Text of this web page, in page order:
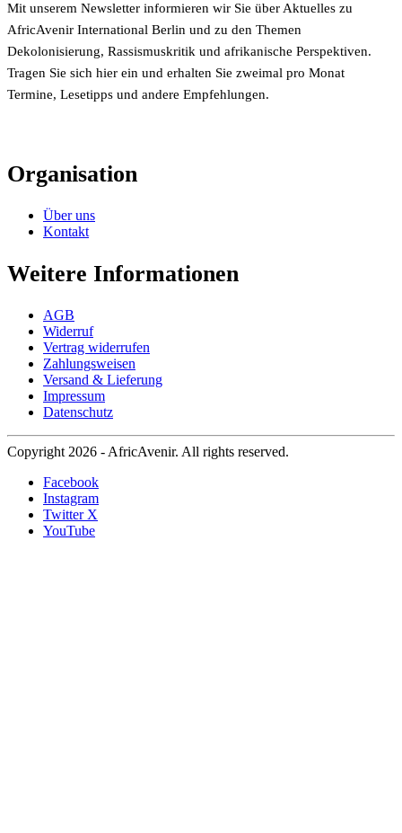
Mit unserem Newsletter informieren wir Sie über Aktuelles zu
AfricAvenir International Berlin und zu den Themen
Dekolonisierung, Rassismuskritik und afrikanische Perspektiven.
Tragen Sie sich hier ein und erhalten Sie zweimal pro Monat
Termine, Lesetipps und andere Empfehlungen.
Organisation
Über uns
Kontakt
Weitere Informationen
AGB
Widerruf
Vertrag widerrufen
Zahlungsweisen
Versand & Lieferung
Impressum
Datenschutz
Copyright 2026 - AfricAvenir. All rights reserved.
Facebook
Instagram
Twitter X
YouTube